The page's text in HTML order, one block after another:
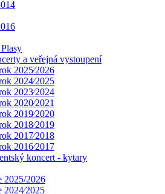
a veřejná vystoupení
2025⁄2026
2024⁄2025
2023⁄2024
2020⁄2021
2019⁄2020
2018⁄2019
2017⁄2018
2016⁄2017
koncert - kytary
2025/2026
2024⁄2025